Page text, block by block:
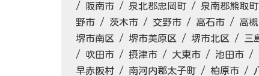
/ 阪南市 / 泉北郡忠岡町 / 泉南郡熊取
野市 / 茨木市 / 交野市 / 高石市 / 高
堺市南区 / 堺市美原区 / 堺市北区 /
/ 吹田市 / 摂津市 / 大東市 / 池田市 /
早赤阪村 / 南河内郡太子町 / 柏原市 /